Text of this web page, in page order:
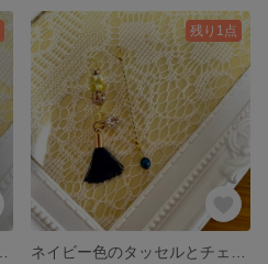
残り1点